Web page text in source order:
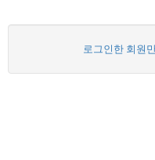
로그인한 회원